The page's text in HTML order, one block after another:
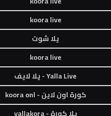
koora live
يلا شوت
koora live
Yalla Live - يلا لايف
كورة اون لاين - koora onl